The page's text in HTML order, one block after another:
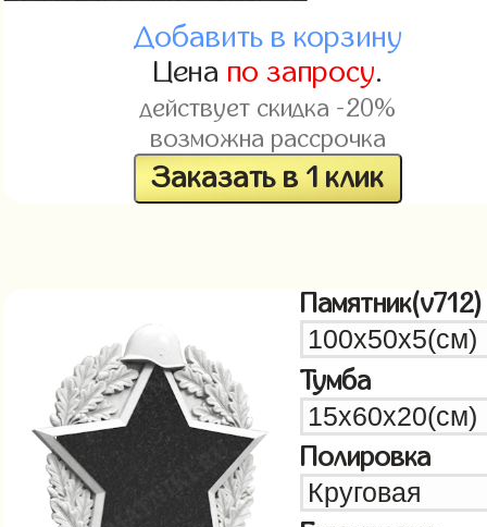
Добавить в корзину
Цена по запросу.
действует скидка -20%
возможна рассрочка
Заказать в 1 клик
Памятник(v712)
Тумба
Полировка